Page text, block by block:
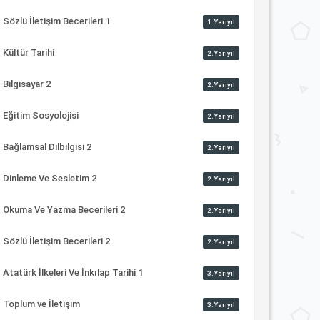
Sözlü İletişim Becerileri 1 1.Yarıyıl
Kültür Tarihi 2.Yarıyıl
Bilgisayar 2 2.Yarıyıl
Eğitim Sosyolojisi 2.Yarıyıl
Bağlamsal Dilbilgisi 2 2.Yarıyıl
Dinleme Ve Sesletim 2 2.Yarıyıl
Okuma Ve Yazma Becerileri 2 2.Yarıyıl
Sözlü İletişim Becerileri 2 2.Yarıyıl
Atatürk İlkeleri Ve İnkılap Tarihi 1 3.Yarıyıl
Toplum ve İletişim 3.Yarıyıl